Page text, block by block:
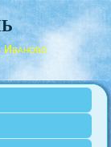
Иваново